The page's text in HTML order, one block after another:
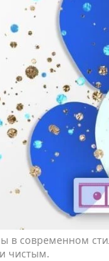
в современном
чистым.